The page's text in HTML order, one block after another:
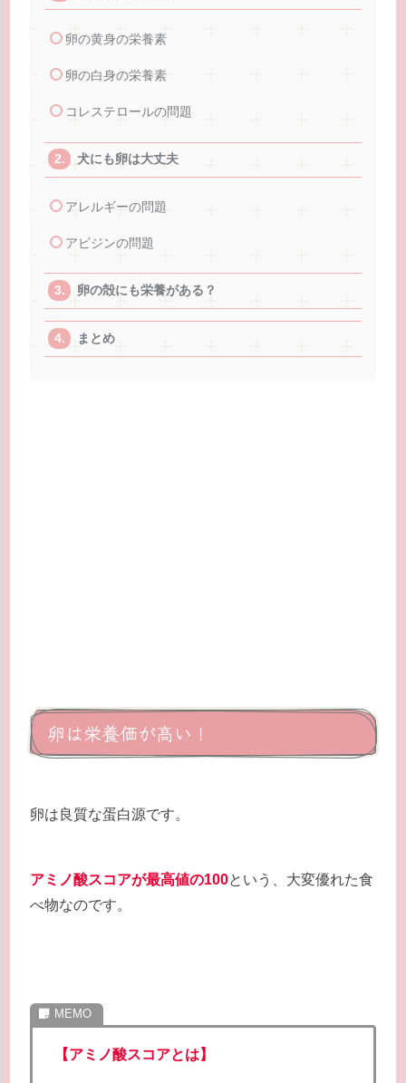
卵の黄身の栄養素
卵の白身の栄養素
コレステロールの問題
犬にも卵は大丈夫
アレルギーの問題
アビジンの問題
卵の殻にも栄養がある？
まとめ
卵は栄養価が高い！
卵は良質な蛋白源です。
アミノ酸スコアが最高値の100という、大変優れた食
べ物なのです。
【アミノ酸スコアとは】